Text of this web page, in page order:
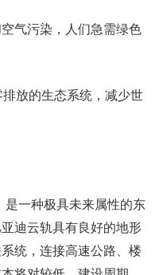
气污染，人们急需绿色
放的生态系统，减少世
是一种极具未来属性的东
迪云轨具有良好的地形
统，连接高速公路、楼